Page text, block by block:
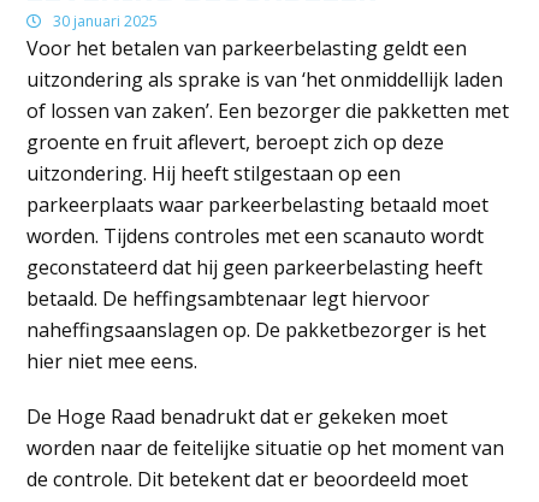
30 januari 2025
Voor het betalen van parkeerbelasting geldt een
uitzondering als sprake is van ‘het onmiddellijk laden
of lossen van zaken’. Een bezorger die pakketten met
groente en fruit aflevert, beroept zich op deze
uitzondering. Hij heeft stilgestaan op een
parkeerplaats waar parkeerbelasting betaald moet
worden. Tijdens controles met een scanauto wordt
geconstateerd dat hij geen parkeerbelasting heeft
betaald. De heffingsambtenaar legt hiervoor
naheffingsaanslagen op. De pakketbezorger is het
hier niet mee eens.
De Hoge Raad benadrukt dat er gekeken moet
worden naar de feitelijke situatie op het moment van
de controle. Dit betekent dat er beoordeeld moet